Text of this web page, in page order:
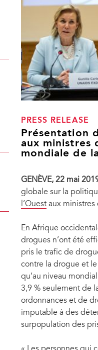
PRESS RELEASE
Présentation
aux ministres
mondiale de
GENÈVE, 22 mai
globale sur la
l’Ouestaux ministres
En Afrique
drogues n’ont été
pris le trafic de
contre la drogue et
qu’au niveau
3,9 % seulement de
ordonnances et de
imputable à des
surpopulation des